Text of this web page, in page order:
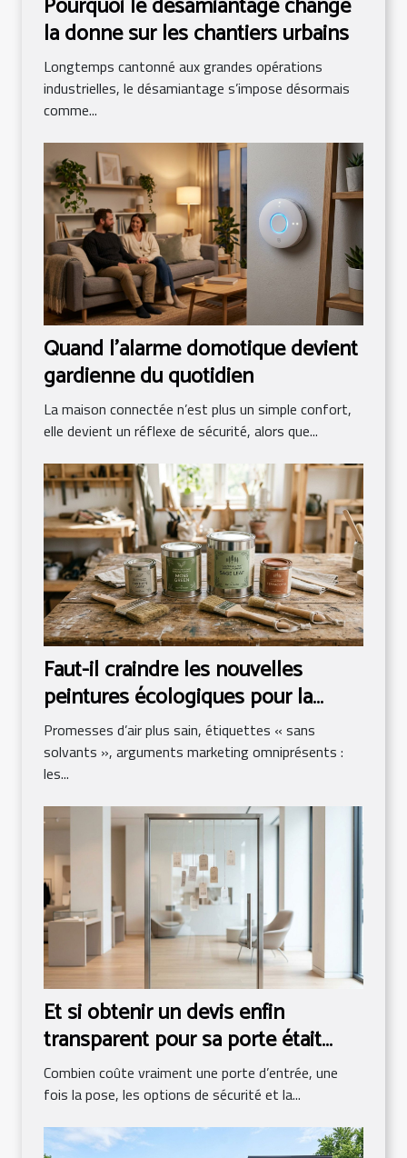
la donne sur les chantiers urbains
Longtemps cantonné aux grandes opérations
industrielles, le désamiantage s’impose désormais
comme...
Quand l’alarme domotique devient
gardienne du quotidien
La maison connectée n’est plus un simple confort,
elle devient un réflexe de sécurité, alors que...
Faut-il craindre les nouvelles
peintures écologiques pour la
rénovation ?
Promesses d’air plus sain, étiquettes « sans
solvants », arguments marketing omniprésents :
les...
Et si obtenir un devis enfin
transparent pour sa porte était
possible ?
Combien coûte vraiment une porte d’entrée, une
fois la pose, les options de sécurité et la...